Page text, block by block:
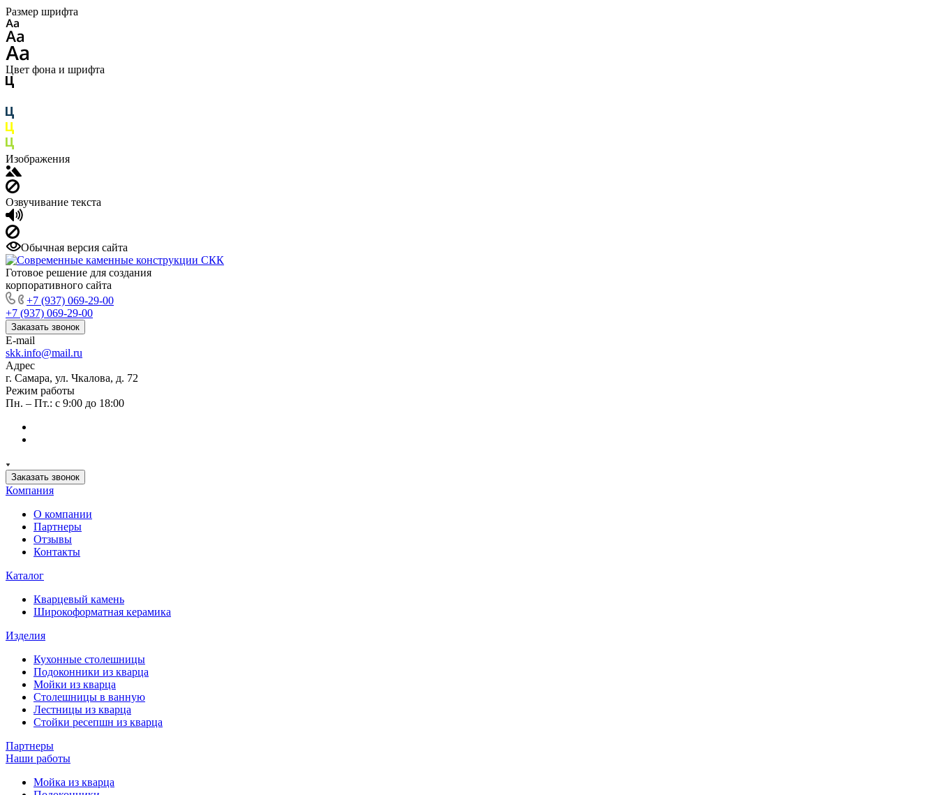
Размер шрифта
Цвет фона и шрифта
Изображения
Озвучивание текста
Обычная версия сайта
Готовое решение для создания
корпоративного сайта
+7 (937) 069-29-00
+7 (937) 069-29-00
Заказать звонок
E-mail
skk.info@mail.ru
Адрес
г. Самара, ул. Чкалова, д. 72
Режим работы
Пн. – Пт.: с 9:00 до 18:00
Заказать звонок
Компания
О компании
Партнеры
Отзывы
Контакты
Каталог
Кварцевый камень
Широкоформатная керамика
Изделия
Кухонные столешницы
Подоконники из кварца
Мойки из кварца
Столешницы в ванную
Лестницы из кварца
Стойки ресепшн из кварца
Партнеры
Наши работы
Мойка из кварца